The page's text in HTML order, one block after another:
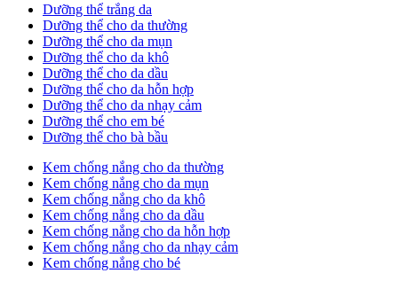
Dưỡng thể trắng da
Dưỡng thể cho da thường
Dưỡng thể cho da mụn
Dưỡng thể cho da khô
Dưỡng thể cho da dầu
Dưỡng thể cho da hỗn hợp
Dưỡng thể cho da nhạy cảm
Dưỡng thể cho em bé
Dưỡng thể cho bà bầu
Kem chống nắng cho da thường
Kem chống nắng cho da mụn
Kem chống nắng cho da khô
Kem chống nắng cho da dầu
Kem chống nắng cho da hỗn hợp
Kem chống nắng cho da nhạy cảm
Kem chống nắng cho bé